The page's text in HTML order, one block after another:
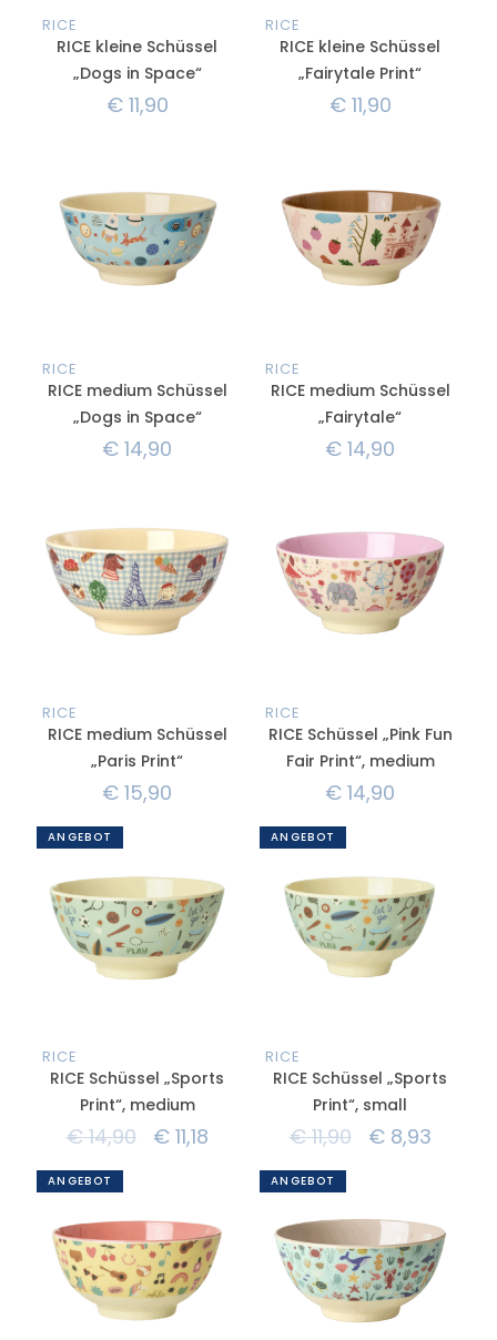
RICE
RICE kleine Schüssel
„Dogs in Space“
€11,90
RICE
RICE kleine Schüssel
„Fairytale Print“
€11,90
RICE
RICE medium Schüssel
„Dogs in Space“
€ 14,90
RICE
RICE medium Schüssel
„Fairytale“
€ 14,90
RICE
RICE medium Schüssel
„Paris Print“
€ 15,90
RICE
RICE Schüssel „Pink Fun
Fair Print“, medium
€ 14,90
ANGEBOT
RICE
RICE Schüssel „Sports
Print“, medium
€14,90 €11,18
ANGEBOT
RICE
RICE Schüssel „Sports
Print“, small
€11,90 €8,93
ANGEBOT ANGEBOT